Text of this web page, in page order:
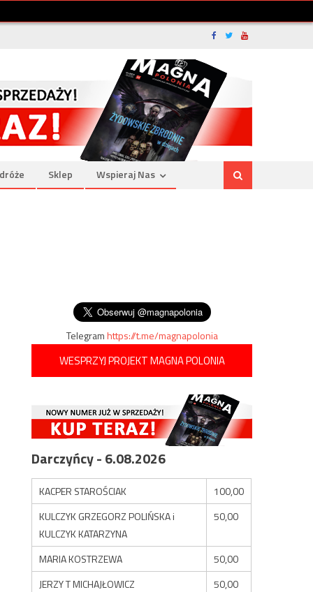
Sklep Wspieraj Nas
Telegramhttps://t.me/magnapolonia
WESPRZYJ PROJEKT MAGNA POLONIA
Darczyńcy - 6.08.2026
KACPER STAROŚCIAK
100,00
KULCZYK GRZEGORZ POLIŃSKA i
KULCZYK KATARZYNA
50,00
MARIA KOSTRZEWA
50,00
JERZY T MICHAJŁOWICZ
50,00